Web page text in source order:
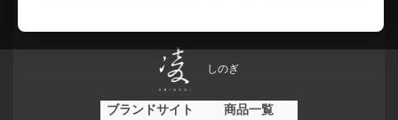
しのぎ
ブランドサイト 商品一覧